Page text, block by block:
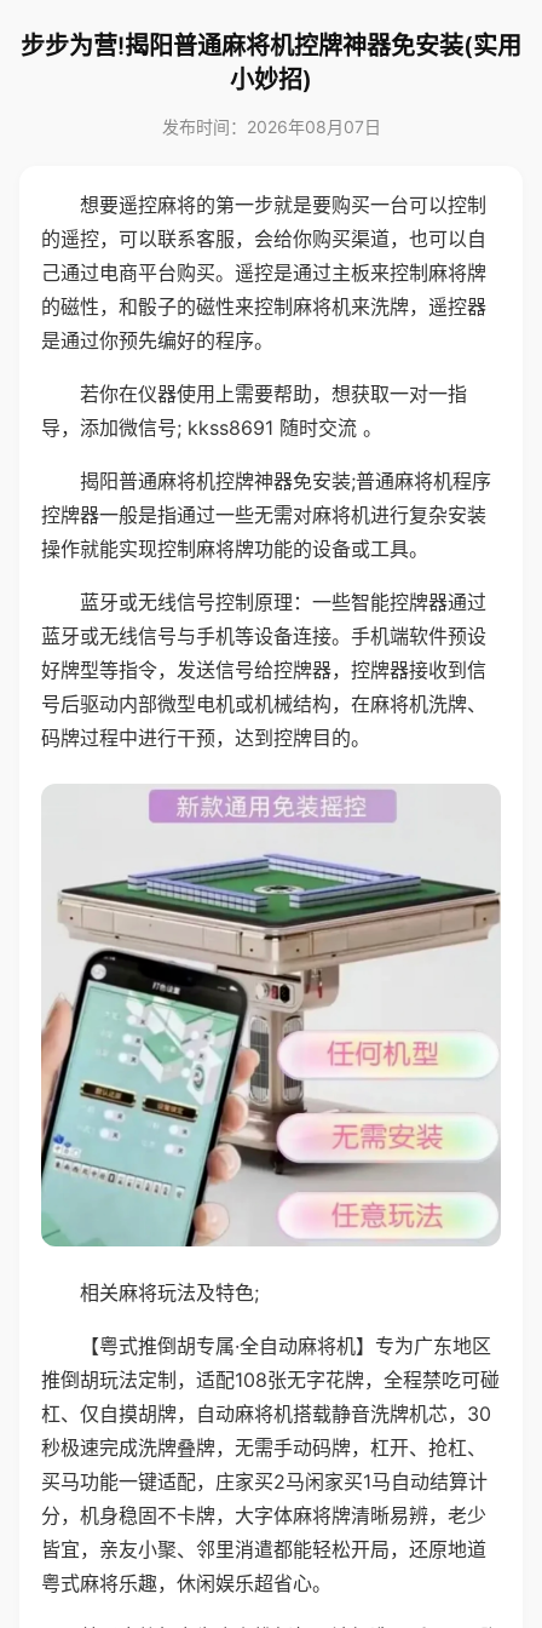
步步为营!揭阳普通麻将机控牌神器免安装(实用
小妙招)
发布时间：2026年08月07日
想要遥控麻将的第一步就是要购买一台可以控制
的遥控，可以联系客服，会给你购买渠道，也可以自
己通过电商平台购买。遥控是通过主板来控制麻将牌
的磁性，和骰子的磁性来控制麻将机来洗牌，遥控器
是通过你预先编好的程序。
若你在仪器使用上需要帮助，想获取一对一指
导，添加微信号; kkss8691 随时交流 。
揭阳普通麻将机控牌神器免安装;普通麻将机程序
控牌器一般是指通过一些无需对麻将机进行复杂安装
操作就能实现控制麻将牌功能的设备或工具。
蓝牙或无线信号控制原理：一些智能控牌器通过
蓝牙或无线信号与手机等设备连接。手机端软件预设
好牌型等指令，发送信号给控牌器，控牌器接收到信
号后驱动内部微型电机或机械结构，在麻将机洗牌、
码牌过程中进行干预，达到控牌目的。
相关麻将玩法及特色;
【粤式推倒胡专属·全自动麻将机】专为广东地区
推倒胡玩法定制，适配108张无字花牌，全程禁吃可碰
杠、仅自摸胡牌，自动麻将机搭载静音洗牌机芯，30
秒极速完成洗牌叠牌，无需手动码牌，杠开、抢杠、
买马功能一键适配，庄家买2马闲家买1马自动结算计
分，机身稳固不卡牌，大字体麻将牌清晰易辨，老少
皆宜，亲友小聚、邻里消遣都能轻松开局，还原地道
粤式麻将乐趣，休闲娱乐超省心。